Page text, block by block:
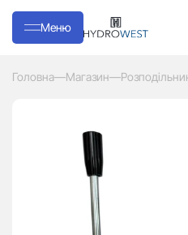
Меню
Головна—Магазин—